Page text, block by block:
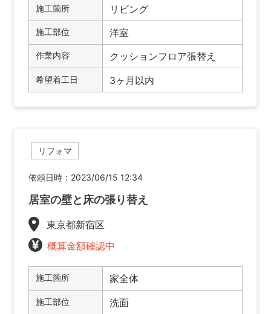
施工箇所 リビング
施工部位 洋室
作業内容 クッションフロア張替え
希望着工日 3ヶ月以内
リフォマ
依頼日時：2023/06/15 12:34
居室の壁と床の張り替え
東京都新宿区
概算金額確認中
施工箇所 家全体
施工部位 洗面